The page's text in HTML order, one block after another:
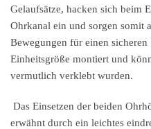
Gelaufsätze, hacken sich beim
Ohrkanal ein und sorgen somit
Bewegungen für einen
Einheitsgröße montiert und
vermutlich verklebt wurden.
Das Einsetzen der beiden
erwähnt durch ein leichtes